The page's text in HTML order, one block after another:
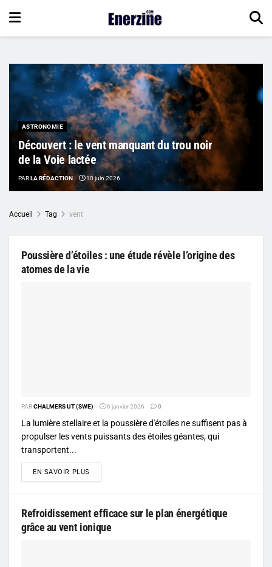
ASTRONOMIE
Découvert : le vent manquant du trou noir
de la Voie lactée
PARLA RÉDACTION 10 juin 2026
Accueil Tag vent
Poussière d’étoiles : une étude révèle l’origine des
atomes de la vie
PARCHALMERS UT (SWE) 6 janvier 2026 0
La lumière stellaire et la poussière d'étoiles ne suffisent pas à
propulser les vents puissants des étoiles géantes, qui
transportent...
EN SAVOIR PLUS
Refroidissement efficace sur le plan énergétique
grâce au vent ionique